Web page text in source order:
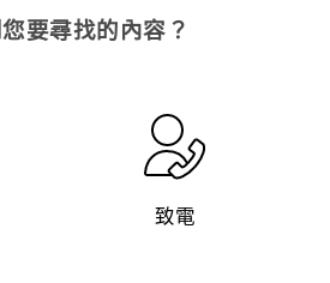
要尋找的內容？
致電